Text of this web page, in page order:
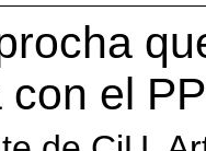
con el